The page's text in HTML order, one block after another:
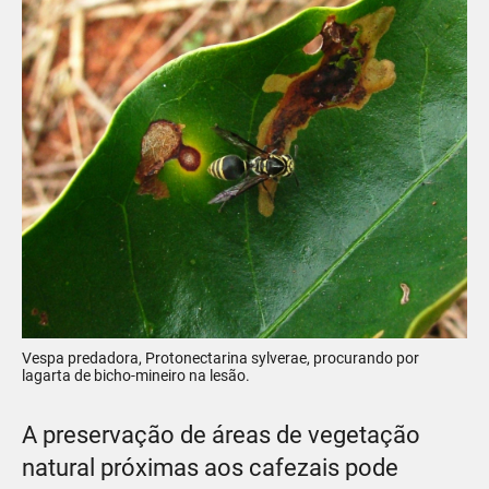
Vespa predadora, Protonectarina sylverae, procurando por
lagarta de bicho-mineiro na lesão.
A preservação de áreas de vegetação
natural próximas aos cafezais pode